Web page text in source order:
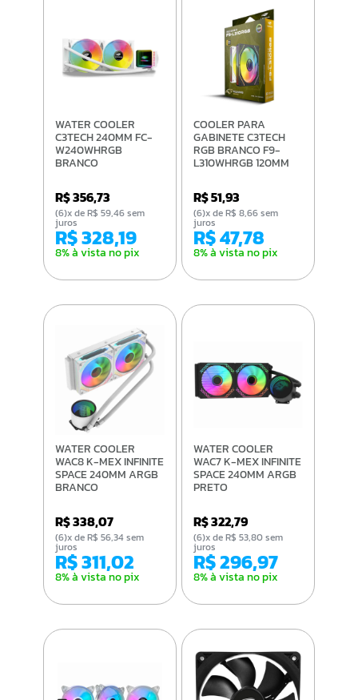
WATER COOLER
C3TECH 240MM FC-
W240WHRGB
BRANCO
R$ 356,73
R$ 328,19
8% à vista no pix
(6)x de R$ 59,46 sem
juros
COOLER PARA
GABINETE C3TECH
RGB BRANCO F9-
L310WHRGB 120MM
R$ 51,93
R$ 47,78
8% à vista no pix
(6)x de R$ 8,66 sem
juros
WATER COOLER
WAC8 K-MEX INFINITE
SPACE 240MM ARGB
BRANCO
R$ 338,07
R$ 311,02
8% à vista no pix
(6)x de R$ 56,34 sem
juros
WATER COOLER
WAC7 K-MEX INFINITE
SPACE 240MM ARGB
PRETO
R$ 322,79
R$ 296,97
8% à vista no pix
(6)x de R$ 53,80 sem
juros